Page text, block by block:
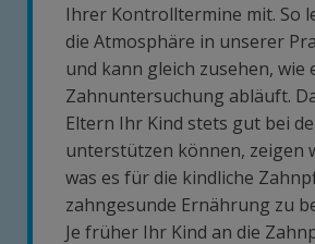
Ihrer Kontrolltermine mit. So
die Atmosphäre in unserer
und kann gleich zusehen, wie
Zahnuntersuchung abläuft.
Eltern Ihr Kind stets gut bei
unterstützen können, zeigen
was es für die kindliche
zahngesunde Ernährung zu
Je früher Ihr Kind an die